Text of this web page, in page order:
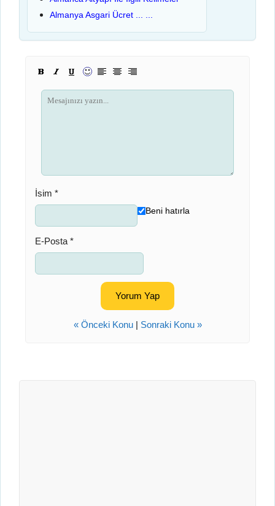
Almanya Asgari Ücret ... ...
İsim *
Beni hatırla
E-Posta *
« Önceki Konu| Sonraki Konu »